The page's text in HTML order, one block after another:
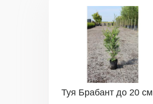
Туя Брабант до 20 см